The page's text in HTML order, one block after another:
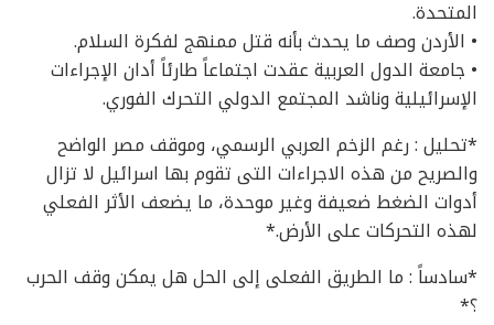
المتحدة.
• الأردن وصف ما يحدث بأنه قتل ممنهج لفكرة السلام.
• جامعة الدول العربية عقدت اجتماعاً طارئاً أدان الإجراءات
الإسرائيلية وناشد المجتمع الدولي التحرك الفوري.
*تحليل : رغم الزخم العربي الرسمي، وموقف مصر الواضح
والصريح من هذه الاجراءات التى تقوم بها اسرائيل لا تزال
أدوات الضغط ضعيفة وغير موحدة، ما يضعف الأثر الفعلي
لهذه التحركات على الأرض.*
*سادساً : ما الطريق الفعلى إلى الحل هل يمكن وقف الحرب
؟*